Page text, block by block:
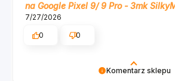
Komentarz sklepu
na Google Pixel 9/ 9 Pro - 3mk
7/27/2026
0
0